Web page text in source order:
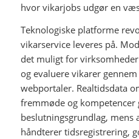
hvor vikarjobs udgør en
Teknologiske platforme
vikarservice leveres på.
det muligt for
og evaluere vikarer
webportaler. Realtidsdata
fremmøde og kompetencer
beslutningsgrundlag, mens
håndterer tidsregistrering,